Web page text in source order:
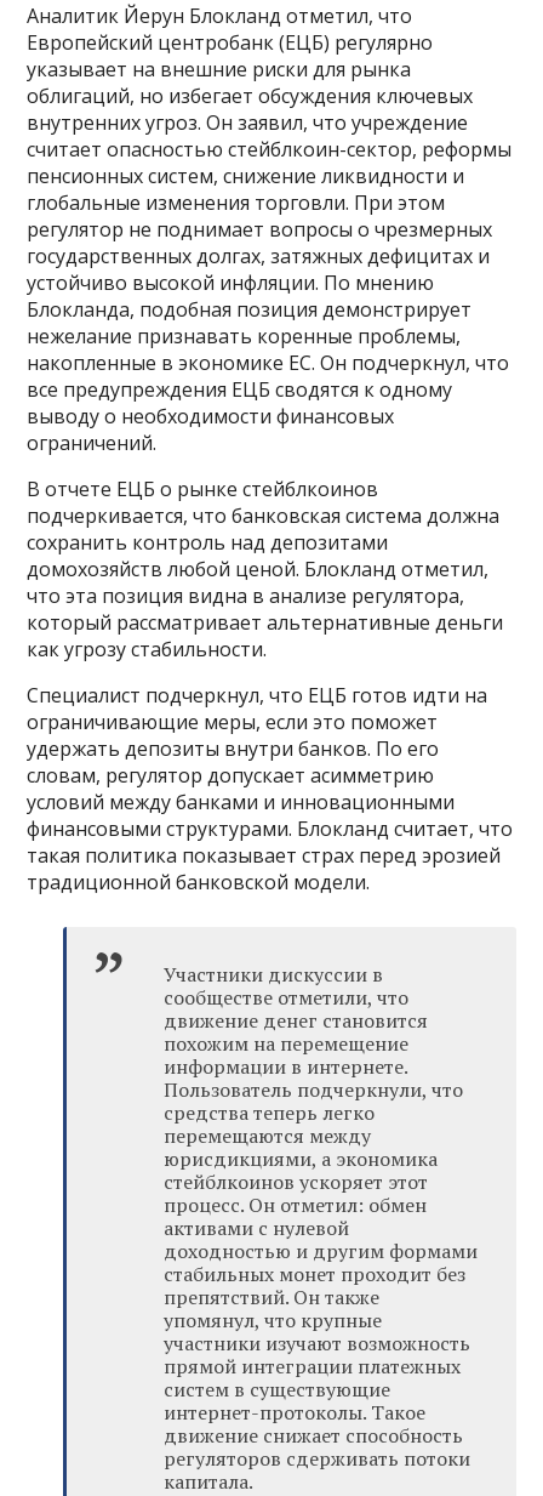
Аналитик Йерун Блокланд отметил, что
Европейский центробанк (ЕЦБ) регулярно
указывает на внешние риски для рынка
облигаций, но избегает обсуждения ключевых
внутренних угроз. Он заявил, что учреждение
считает опасностью стейблкоин-сектор, реформы
пенсионных систем, снижение ликвидности и
глобальные изменения торговли. При этом
регулятор не поднимает вопросы о чрезмерных
государственных долгах, затяжных дефицитах и
устойчиво высокой инфляции. По мнению
Блокланда, подобная позиция демонстрирует
нежелание признавать коренные проблемы,
накопленные в экономике ЕС. Он подчеркнул, что
все предупреждения ЕЦБ сводятся к одному
выводу о необходимости финансовых
ограничений.
В отчете ЕЦБ о рынке стейблкоинов
подчеркивается, что банковская система должна
сохранить контроль над депозитами
домохозяйств любой ценой. Блокланд отметил,
что эта позиция видна в анализе регулятора,
который рассматривает альтернативные деньги
как угрозу стабильности.
Специалист подчеркнул, что ЕЦБ готов идти на
ограничивающие меры, если это поможет
удержать депозиты внутри банков. По его
словам, регулятор допускает асимметрию
условий между банками и инновационными
финансовыми структурами. Блокланд считает, что
такая политика показывает страх перед эрозией
традиционной банковской модели.
Участники дискуссии в
сообществе отметили, что
движение денег становится
похожим на перемещение
информации в интернете.
Пользователь подчеркнули, что
средства теперь легко
перемещаются между
юрисдикциями, а экономика
стейблкоинов ускоряет этот
процесс. Он отметил: обмен
активами с нулевой
доходностью и другим формами
стабильных монет проходит без
препятствий. Он также
упомянул, что крупные
участники изучают возможность
прямой интеграции платежных
систем в существующие
интернет-протоколы. Такое
движение снижает способность
регуляторов сдерживать потоки
капитала.